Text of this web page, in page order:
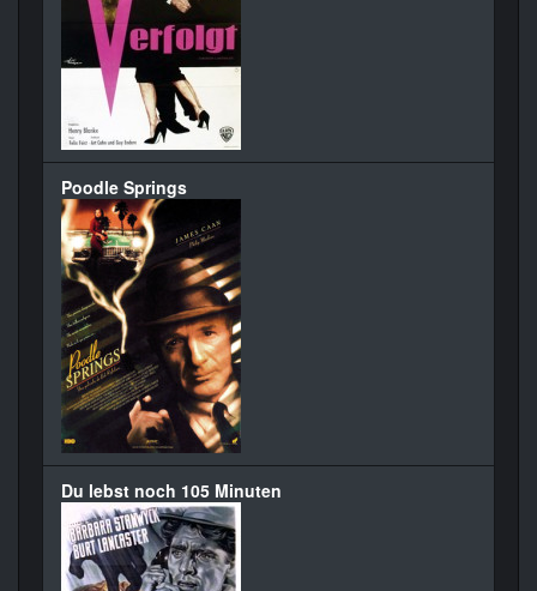
Poodle Springs
Du lebst noch 105 Minuten